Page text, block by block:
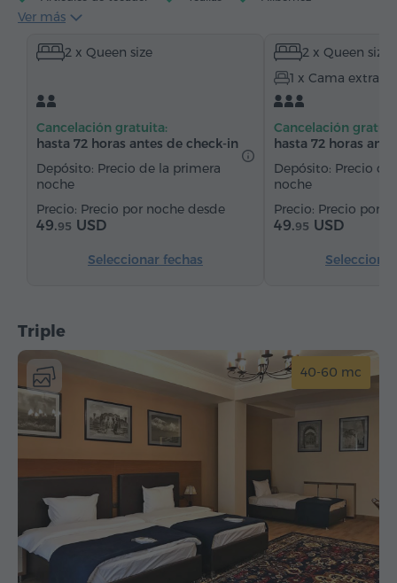
Pantuflas
Armario/Guardarropa Sillón
Servicio despertador Canales de satélite
Alfombrado Suelos de parquet
Agua embotellada
Ver más
2 x Queen size
Cancelación gratuita:
hasta 72 horas antes de check-in
Depósito: Precio de la primera
noche
Precio por noche desde
49.95 USD
Seleccionar fechas
2 x Queen size
1 x Cama extra
Cancelación
hasta 72 horas
Depósito: Precio
noche
Precio por
49.95 USD
Triple
40-60 mc